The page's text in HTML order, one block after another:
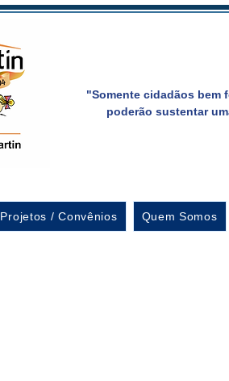
"Somente cidadãos bem
poderão sustentar
Projetos / Convênios Quem Somos